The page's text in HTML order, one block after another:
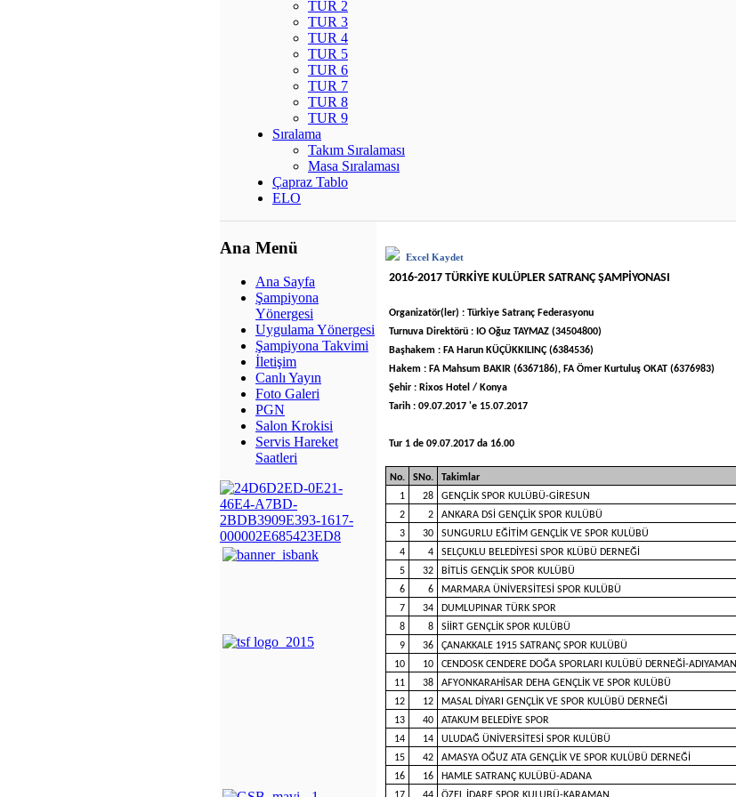
TUR 2
TUR 3
TUR 4
TUR 5
TUR 6
TUR 7
TUR 8
TUR 9
Sıralama
Takım Sıralaması
Masa Sıralaması
Çapraz Tablo
ELO
Ana Menü
Ana Sayfa
Şampiyona
Yönergesi
Uygulama Yönergesi
Şampiyona Takvimi
İletişim
Canlı Yayın
Foto Galeri
PGN
Salon Krokisi
Servis Hareket
Saatleri
Excel Kaydet
2016-2017 TÜRKİYE KULÜPLER SATRANÇ ŞAMPİYONASI
Organizatör(ler) : Türkiye Satranç Federasyonu
Turnuva Direktörü : IO Oğuz TAYMAZ (34504800)
Başhakem : FA Harun KÜÇÜKKILINÇ (6384536)
Hakem : FA Mahsum BAKIR (6367186), FA Ömer Kurtuluş OKAT (6376983)
Şehir : Rixos Hotel / Konya
Tarih : 09.07.2017 'e 15.07.2017
Tur 1 de 09.07.2017 da 16.00
No. SNo. Takimlar
1
28 GENÇLİK SPOR KULÜBÜ-GİRESUN
2
2 ANKARA DSİ GENÇLİK SPOR KULÜBÜ
3
30 SUNGURLU EĞİTİM GENÇLİK VE SPOR KULÜBÜ
4
4 SELÇUKLU BELEDİYESİ SPOR KLÜBÜ DERNEĞİ
5
32 BİTLİS GENÇLİK SPOR KULÜBÜ
6
6 MARMARA ÜNİVERSİTESİ SPOR KULÜBÜ
7
34 DUMLUPINAR TÜRK SPOR
8
8 SİİRT GENÇLİK SPOR KULÜBÜ
9
36 ÇANAKKALE 1915 SATRANÇ SPOR KULÜBÜ
10
10 CENDOSK CENDERE DOĞA SPORLARI KULÜBÜ DERNEĞİ-ADIYAMAN
11
38 AFYONKARAHİSAR DEHA GENÇLİK VE SPOR KULÜBÜ
12
12 MASAL DİYARI GENÇLİK VE SPOR KULÜBÜ DERNEĞİ
13
40 ATAKUM BELEDİYE SPOR
14
14 ULUDAĞ ÜNİVERSİTESİ SPOR KULÜBÜ
15
42 AMASYA OĞUZ ATA GENÇLİK VE SPOR KULÜBÜ DERNEĞİ
16
16 HAMLE SATRANÇ KULÜBÜ-ADANA